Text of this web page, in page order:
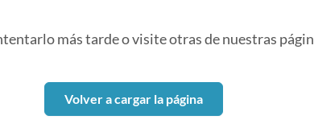
más tarde o visite otras de nuestras
Volver a cargar la página